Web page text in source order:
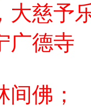
大慈予
广德寺
佛；